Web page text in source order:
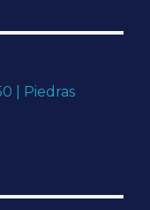
| Piedras